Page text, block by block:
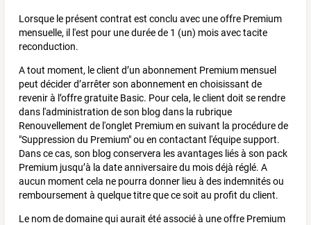
Lorsque le présent contrat est conclu avec une offre Premium
mensuelle, il l'est pour une durée de 1 (un) mois avec tacite
reconduction.
A tout moment, le client d’un abonnement Premium mensuel
peut décider d’arrêter son abonnement en choisissant de
revenir à l’offre gratuite Basic. Pour cela, le client doit se rendre
dans l'administration de son blog dans la rubrique
Renouvellement de l'onglet Premium en suivant la procédure de
"Suppression du Premium" ou en contactant l'équipe support.
Dans ce cas, son blog conservera les avantages liés à son pack
Premium jusqu’à la date anniversaire du mois déjà réglé. A
aucun moment cela ne pourra donner lieu à des indemnités ou
remboursement à quelque titre que ce soit au profit du client.
Le nom de domaine qui aurait été associé à une offre Premium